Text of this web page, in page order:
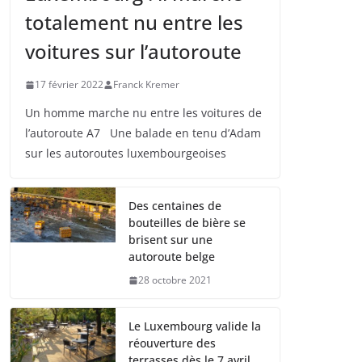
totalement nu entre les
voitures sur l’autoroute
17 février 2022 Franck Kremer
Un homme marche nu entre les voitures de
l’autoroute A7 Une balade en tenu d’Adam
sur les autoroutes luxembourgeoises
Des centaines de
bouteilles de bière se
brisent sur une
autoroute belge
28 octobre 2021
Le Luxembourg valide la
réouverture des